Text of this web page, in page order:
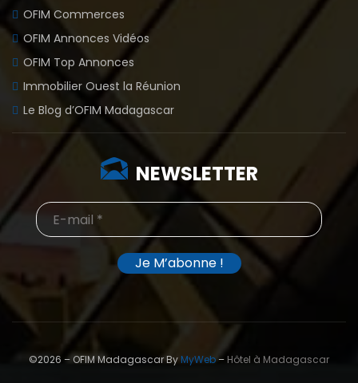
Le Blog d’OFIM Madagascar
©2026 – OFIM Madagascar ByMyWeb – Hôtel à Madagascar
Home Soumettre un bien